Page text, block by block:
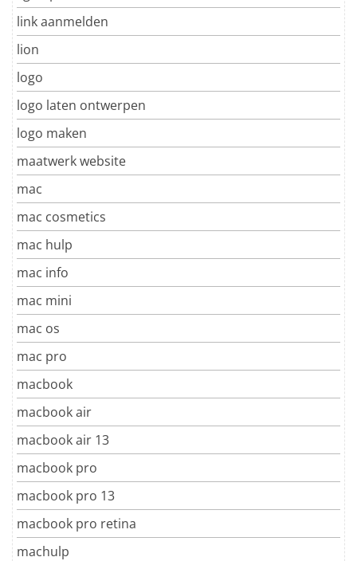
link aanmelden
lion
logo
logo laten ontwerpen
logo maken
maatwerk website
mac
mac cosmetics
mac hulp
mac info
mac mini
mac os
mac pro
macbook
macbook air
macbook air 13
macbook pro
macbook pro 13
macbook pro retina
machulp